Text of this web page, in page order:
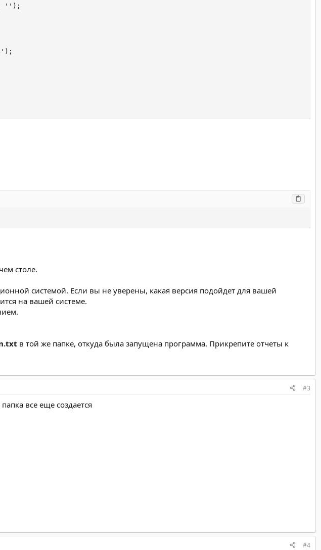
'');
столе.
системой. Если вы не уверены, какая версия подойдет для вашей
на вашей системе.
в той же папке, откуда была запущена программа. Прикрепите отчеты к
#3
все еще создается
#4